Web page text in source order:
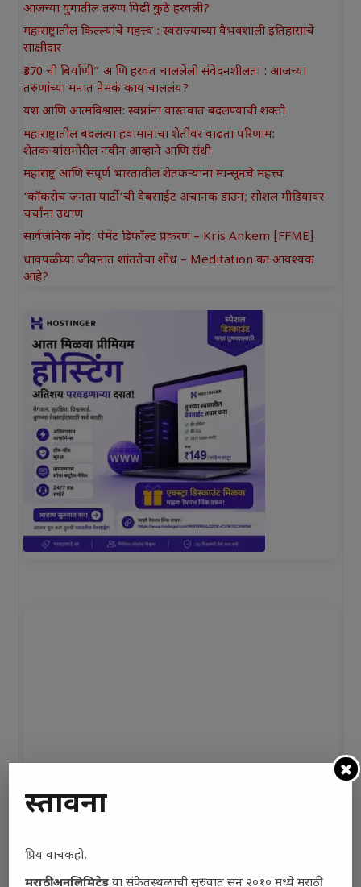
आजच्या युगातील तरुण पिढी कुठे हरवली?
महाराष्ट्रातील किल्ल्यांचे महत्त्व : स्वराज्याच्या वैभवशाली इतिहासाचे
साक्षीदार
₹370 ची बिर्याणी” आणि हरवत चाललेली संवेदनशीलता : आजच्या
तरुणांच्या मनात नेमकं काय चाललंय?
यश आणि आत्मविश्वास: स्वप्नांना वास्तवात बदलण्याची शक्ती
महाराष्ट्रातील बदलत्या हवामानाचा शेतीवर वाढता परिणाम:
शेतकऱ्यांसमोरील नवीन आव्हाने आणि संधी
महाराष्ट्र आणि संपूर्ण भारतातील शेतकऱ्यांना मान्सूनचे महत्त्व
‘कॉकरोच जनता पार्टी’ची वेबसाईट अचानक डाउन; सोशल मीडियावर
चर्चांना उधाण
सार्वजनिक नोंद: पेमेंट डिफॉल्ट प्रकरण – Kris Ankem [FFME]
धावपळीच्या जीवनात शांततेचा शोध – Meditation का आवश्यक
आहे?
प्रस्तावना
प्रिय वाचकहो,
मराठी अनलिमिटेड या संकेतस्थळाची सुरुवात सन २०१० मध्ये मराठी